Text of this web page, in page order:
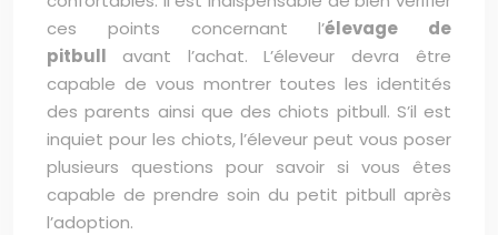
ces points concernant l’élevage de
pitbull avant l’achat. L’éleveur devra être
capable de vous montrer toutes les identités
des parents ainsi que des chiots pitbull. S’il est
inquiet pour les chiots, l’éleveur peut vous poser
plusieurs questions pour savoir si vous êtes
capable de prendre soin du petit pitbull après
l’adoption.